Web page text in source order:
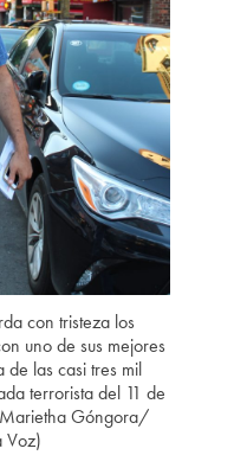
con tristeza los
uno de sus mejores
de las casi tres mil
terrorista del 11 de
Góngora/
Voz)